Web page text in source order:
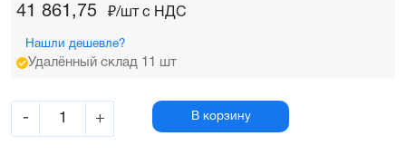
41 861,75 ₽/шт c НДС
Нашли дешевле?
Удалённый склад 11 шт
- + В корзину